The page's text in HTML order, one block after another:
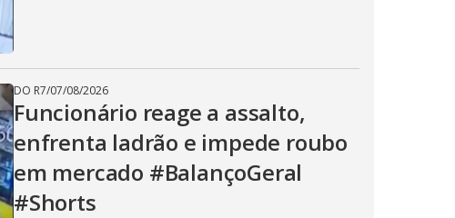
DO R7/07/08/2026
Funcionário reage a assalto,
enfrenta ladrão e impede roubo
em mercado #BalançoGeral
#Shorts